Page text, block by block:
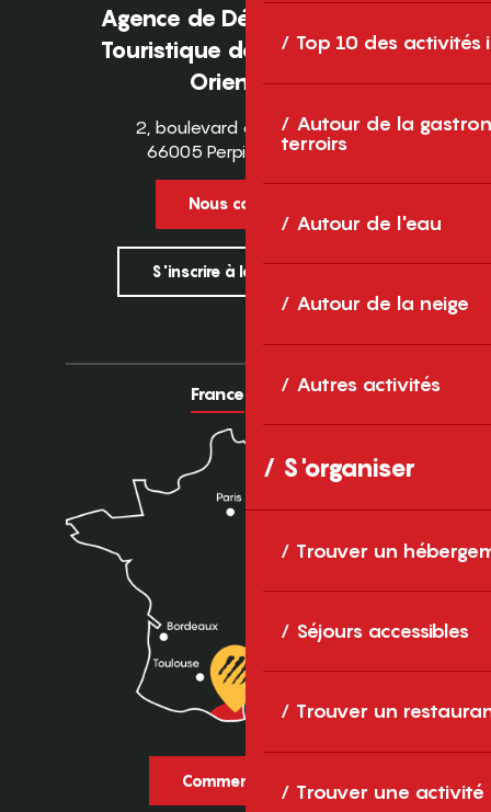
Top 10 des activités
Autour de la
terroirs
Autour de l'eau
Autour de la neige
Autres activités
S'organiser
Trouver un
Séjours accessibles
Trouver un
Trouver une activité
Agence de Développement
Touristique des Pyrénées-
Orientales
2, boulevard des Pyrénées
66005 Perpignan Cedex
Nous contacter
S'inscrire à la newsletter
France Europe
Comment venir ?